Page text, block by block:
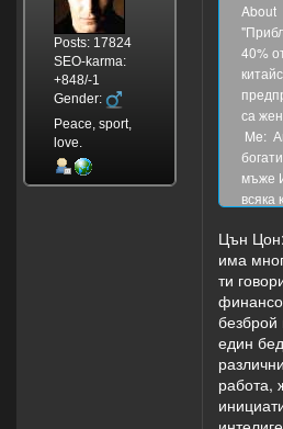
Posts: 17824
SEO-karma:
+848/-1
Gender:
Peace, sport,
love.
About
40%
са
Me:
мъже
всяка
двата
жена -
богат
БЕЗ
БЕЗ
Цън
има
ти
един
работа,